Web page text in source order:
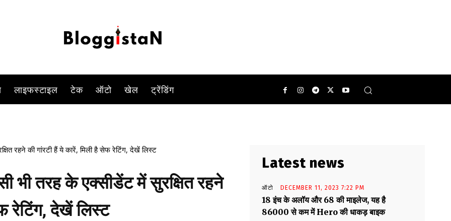
लाइफस्टाइल टेक ऑटो खेल ट्रेंडिंग
रहने की गांरटी हैं ये कारें, मिली है सेफ रेटिंग, देखें लिस्ट
भी तरह के एक्सीडेंट में सुरक्षित रहने
रेटिंग, देखें लिस्ट
Latest news
ऑटो DECEMBER 11, 2023 7:22 PM
18 इंच के अलॉय और 68 की माइलेज, यह है
86000 से कम में Hero की धाकड़ बाइक